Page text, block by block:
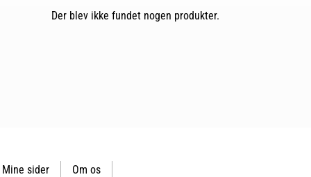
Der blev ikke fundet nogen produkter.
Mine sider
Om os